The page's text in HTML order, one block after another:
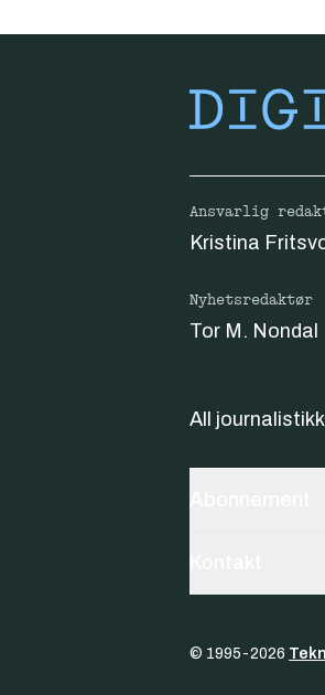
Ansvarlig
Kristina
Nyhetsredaktør
Tor M. Nondal
All
© 1995-2026